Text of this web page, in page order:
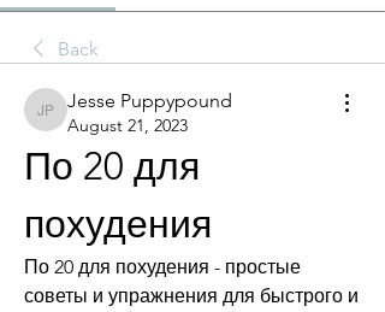
Back
Jesse Puppypound
Jesse Puppypound
August 21, 2023
По 20 для
похудения
По 20 для похудения - простые
советы и упражнения для быстрого и